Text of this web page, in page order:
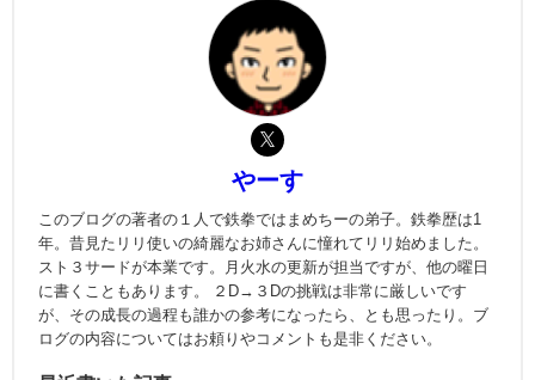
やーす
このブログの著者の１人で鉄拳ではまめちーの弟子。鉄拳歴は1
年。昔見たリリ使いの綺麗なお姉さんに憧れてリリ始めました。
スト３サードが本業です。月火水の更新が担当ですが、他の曜日
に書くこともあります。 ２D→３Dの挑戦は非常に厳しいです
が、その成長の過程も誰かの参考になったら、とも思ったり。ブ
ログの内容についてはお頼りやコメントも是非ください。